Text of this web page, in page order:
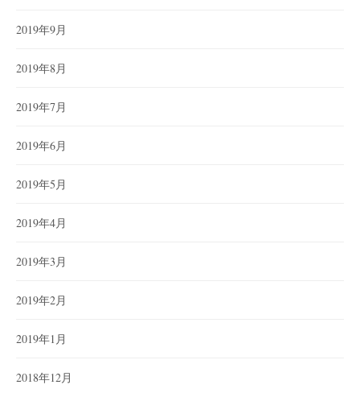
2019年9月
2019年8月
2019年7月
2019年6月
2019年5月
2019年4月
2019年3月
2019年2月
2019年1月
2018年12月